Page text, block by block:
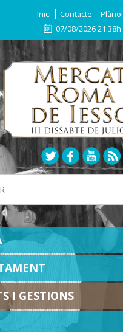
Inici Contacte
Plànol
07/08/2026 21:38h
I GESTIONS